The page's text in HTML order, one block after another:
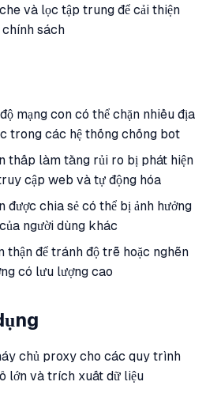
và lọc tập trung để cải thiện
sách
mạng con có thể chặn nhiều địa
trong các hệ thống chống bot
thấp làm tăng rủi ro bị phát hiện
cập web và tự động hóa
được chia sẻ có thể bị ảnh hưởng
người dùng khác
thận để tránh độ trễ hoặc nghẽn
có lưu lượng cao
chủ proxy cho các quy trình
lớn và trích xuất dữ liệu